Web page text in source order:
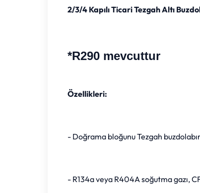
2/3/4 Kapılı Ticari Tezgah Altı
*R290 mevcuttur
Özellikleri:
- Doğrama bloğunu Tezgah
- R134a veya R404A soğutma gazı,